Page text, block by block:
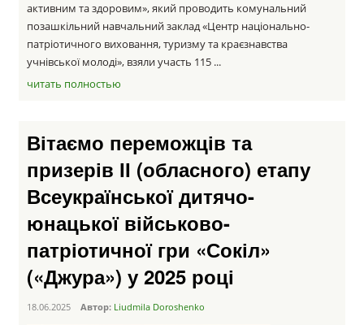
активним та здоровим», який проводить комунальний
позашкільний навчальний заклад «Центр національно-
патріотичного виховання, туризму та краєзнавства
учнівської молоді», взяли участь 115 ...
читать полностью
Вітаємо переможців та
призерів ІІ (обласного) етапу
Всеукраїнської дитячо-
юнацької військово-
патріотичної гри «Сокіл»
(«Джура») у 2025 році
18.06.2025 Автор: Liudmila Doroshenko